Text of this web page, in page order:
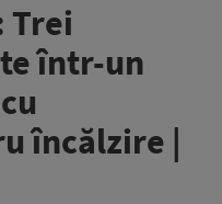
Trei
într-un
încălzire |